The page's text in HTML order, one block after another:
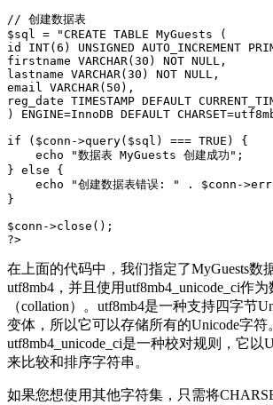
// 创建数据表
$sql =
"CREATE TABLE MyGuests (
id INT(6) UNSIGNED AUTO_INCREMENT
firstname VARCHAR(30) NOT NULL,
lastname VARCHAR(30) NOT NULL,
email VARCHAR(50),
reg_date TIMESTAMP DEFAULT
) ENGINE=InnoDB DEFAULT
if ( $conn ->query( $sql ) === TRUE ) {
echo
"数据表 MyGuests 创建成功" ;
} else {
echo
"创建数据表错误: " . $conn -
}
$conn ->close
?>
在上面的代码中，我们指定了MyGuests数
utf8mb4，并且使用utf8mb4_unicode_ci作
（collation）。utf8mb4是一种支持四字节
变体，所以它可以存储所有的Unicode字符
utf8mb4_unicode_ci是一种校对规则，它以
来比较和排序字符串。
如果您想使用其他字符集，只需将